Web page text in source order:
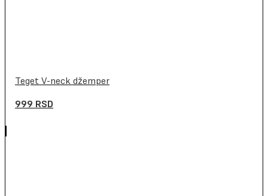
Teget V-neck džemper
999 RSD